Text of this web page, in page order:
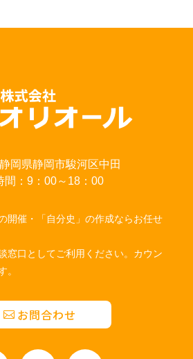
岡県静岡市駿河区中田
間：9：00～18：00
開催・「自分史」の作成ならお任せ
窓口としてご利用ください。カウン
。
お問合わせ